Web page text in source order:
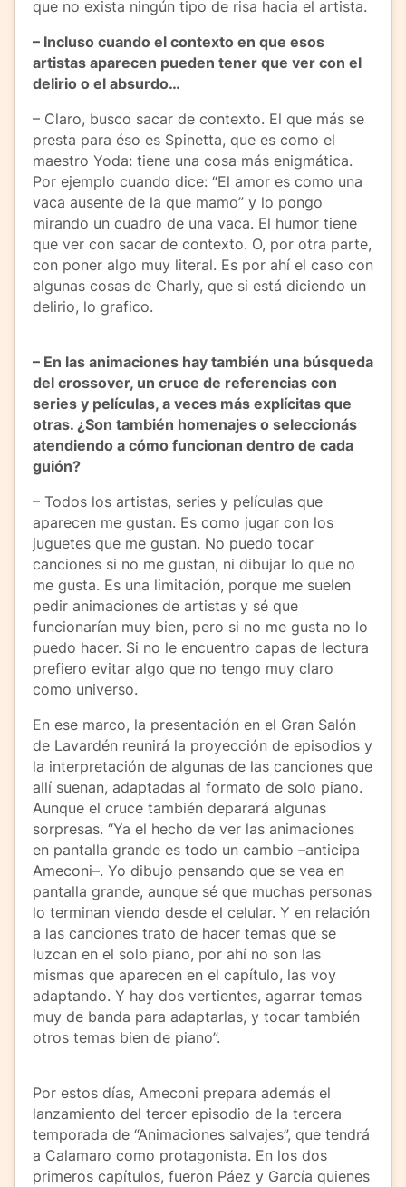
que no exista ningún tipo de risa hacia el artista.
– Incluso cuando el contexto en que esos
artistas aparecen pueden tener que ver con el
delirio o el absurdo…
– Claro, busco sacar de contexto. El que más se
presta para éso es Spinetta, que es como el
maestro Yoda: tiene una cosa más enigmática.
Por ejemplo cuando dice: “El amor es como una
vaca ausente de la que mamo” y lo pongo
mirando un cuadro de una vaca. El humor tiene
que ver con sacar de contexto. O, por otra parte,
con poner algo muy literal. Es por ahí el caso con
algunas cosas de Charly, que si está diciendo un
delirio, lo grafico.
– En las animaciones hay también una búsqueda
del crossover, un cruce de referencias con
series y películas, a veces más explícitas que
otras. ¿Son también homenajes o seleccionás
atendiendo a cómo funcionan dentro de cada
guión?
– Todos los artistas, series y películas que
aparecen me gustan. Es como jugar con los
juguetes que me gustan. No puedo tocar
canciones si no me gustan, ni dibujar lo que no
me gusta. Es una limitación, porque me suelen
pedir animaciones de artistas y sé que
funcionarían muy bien, pero si no me gusta no lo
puedo hacer. Si no le encuentro capas de lectura
prefiero evitar algo que no tengo muy claro
como universo.
En ese marco, la presentación en el Gran Salón
de Lavardén reunirá la proyección de episodios y
la interpretación de algunas de las canciones que
allí suenan, adaptadas al formato de solo piano.
Aunque el cruce también deparará algunas
sorpresas. “Ya el hecho de ver las animaciones
en pantalla grande es todo un cambio –anticipa
Ameconi–. Yo dibujo pensando que se vea en
pantalla grande, aunque sé que muchas personas
lo terminan viendo desde el celular. Y en relación
a las canciones trato de hacer temas que se
luzcan en el solo piano, por ahí no son las
mismas que aparecen en el capítulo, las voy
adaptando. Y hay dos vertientes, agarrar temas
muy de banda para adaptarlas, y tocar también
otros temas bien de piano”.
Por estos días, Ameconi prepara además el
lanzamiento del tercer episodio de la tercera
temporada de “Animaciones salvajes”, que tendrá
a Calamaro como protagonista. En los dos
primeros capítulos, fueron Páez y García quienes